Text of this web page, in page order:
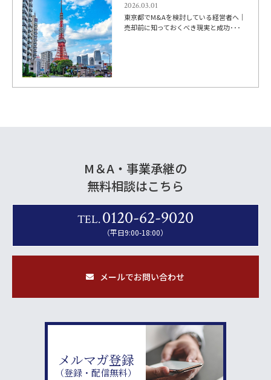
2026.03.01
東京都でM&Aを検討している経営者へ｜
売却前に知っておくべき現実と成功･･･
M＆A・事業承継の
無料相談はこちら
TEL.0120-62-9020
（平日9:00-18:00）
メールでお問い合わせ
メルマガ登録
（登録・配信無料）